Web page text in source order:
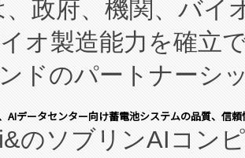
、政府、機関、バイ
オ製造能力を確立
ドのパートナーシ
。 同社の実績ある
(FCCM™) プ
AIデータセンター向け蓄電池システムの品質、信
のソブリンAIコン